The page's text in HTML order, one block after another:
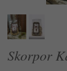
Skorpor